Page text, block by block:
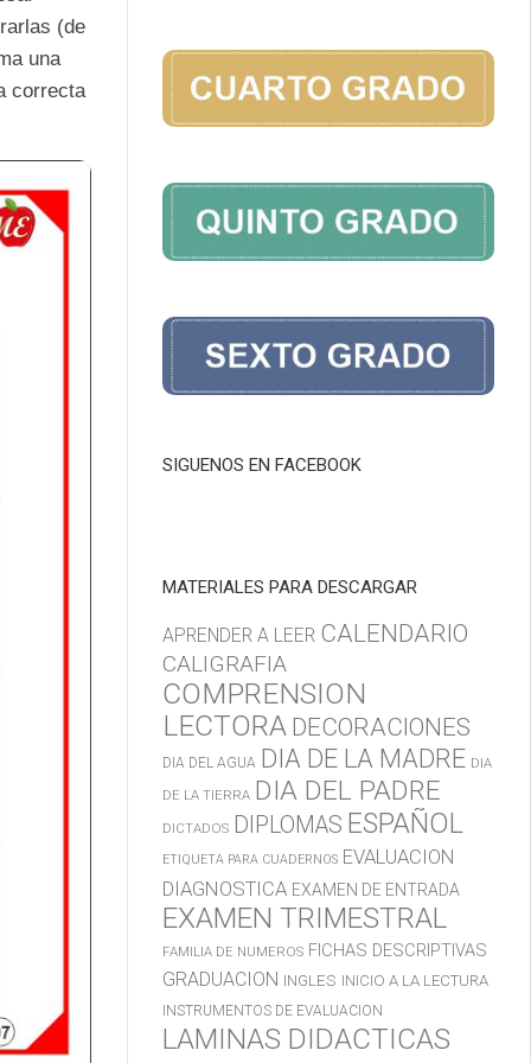
(de
una
correcta
SIGUENOS EN FACEBOOK
MATERIALES PARA DESCARGAR
APRENDER A LEER CALENDARIO
CALIGRAFIA
COMPRENSION
LECTORA DECORACIONES
DIA DEL AGUA DIA DE LA MADRE DIA
DE LA TIERRA DIA DEL PADRE
DICTADOS DIPLOMAS ESPAÑOL
ETIQUETA PARA CUADERNOS EVALUACION
DIAGNOSTICA EXAMEN DE ENTRADA
EXAMEN TRIMESTRAL
FAMILIA DE NUMEROS FICHAS DESCRIPTIVAS
GRADUACION INGLES INICIO A LA LECTURA
INSTRUMENTOS DE EVALUACION
LAMINAS DIDACTICAS